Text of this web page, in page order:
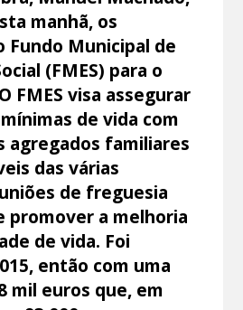
manhã, os
Fundo Municipal de
(FMES) para o
FMES visa assegurar
de vida com
agregados familiares
das várias
de freguesia
promover a melhoria
de vida. Foi
então com uma
mil euros que, em